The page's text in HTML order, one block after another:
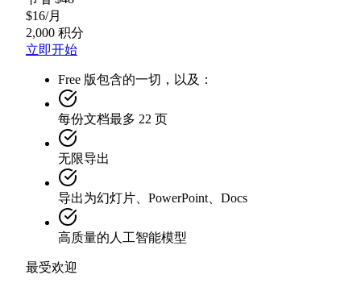
$16/月
2,000 积分
立即开始
Free 版包含的一切，以及：
每份文档最多 22 页
无限导出
导出为幻灯片、PowerPoint、Docs
高质量的人工智能模型
最受欢迎